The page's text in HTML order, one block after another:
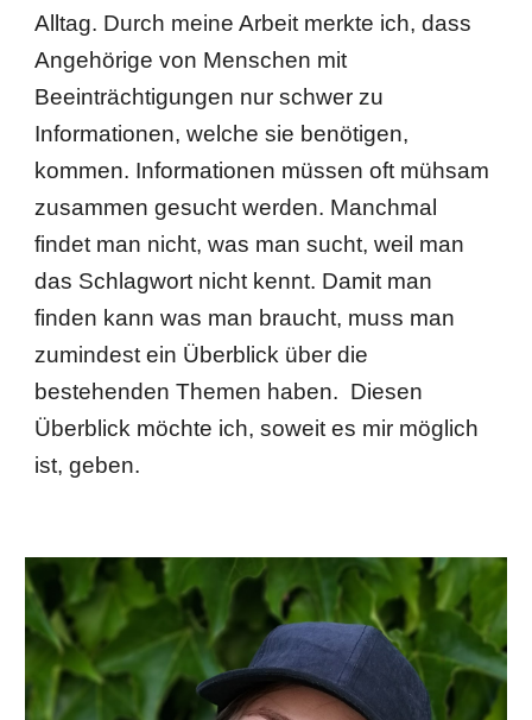
Alltag. Durch meine Arbeit merkte ich, dass
Angehörige von Menschen mit
Beeinträchtigungen nur schwer zu
Informationen, welche sie benötigen,
kommen. Informationen müssen oft mühsam
zusammen gesucht werden. Manchmal
findet man nicht, was man sucht, weil man
das Schlagwort nicht kennt. Damit man
finden kann was man braucht, muss man
zumindest ein Überblick über die
bestehenden Themen haben. Diesen
Überblick möchte ich, soweit es mir möglich
ist, geben.